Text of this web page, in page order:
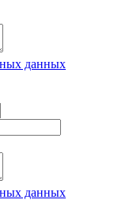
данных
данных